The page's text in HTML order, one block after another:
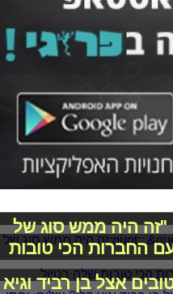
הומוריסטית לכל
"זה היה ממש סוג של
החברות הכי טובות
אצל בן רביד וגיא